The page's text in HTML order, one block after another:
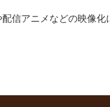
信アニメなどの映像化